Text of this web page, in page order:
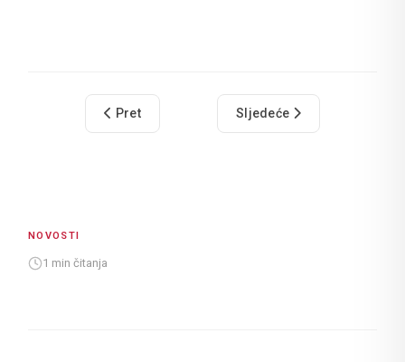
NOVOSTI
1 min čitanja
Prethodni članak: Uskrs u Gradu
Pret Sljedeći članak:
Sljedeće